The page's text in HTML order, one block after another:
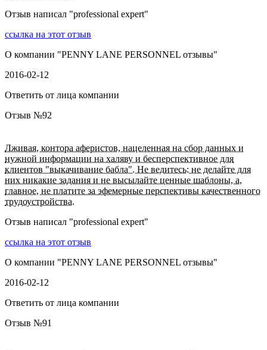
Отзыв написал "professional expert"
ссылка на этот отзыв
О компании "PENNY LANE PERSONNEL отзывы"
2016-02-12
Ответить от лица компании
Отзыв №92
Лживая, контора аферистов, нацеленная на сбор данных и
нужной информации на халяву и бесперспективное для
клиентов "выкачивание бабла". Не ведитесь: не делайте для
них никакие задания и не высылайте ценные шаблоны, а,
главное, не платите за эфемерные перспективы качественного
трудоустройства.
Отзыв написал "professional expert"
ссылка на этот отзыв
О компании "PENNY LANE PERSONNEL отзывы"
2016-02-12
Ответить от лица компании
Отзыв №91